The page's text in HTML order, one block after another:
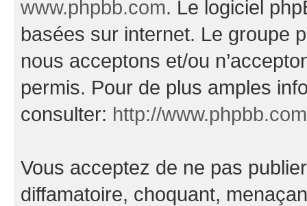
www.phpbb.com. Le logiciel
basées sur internet. Le groupe
nous acceptons et/ou
permis. Pour de plus amples
consulter: http://
Vous acceptez de ne pas
diffamatoire, choquant,